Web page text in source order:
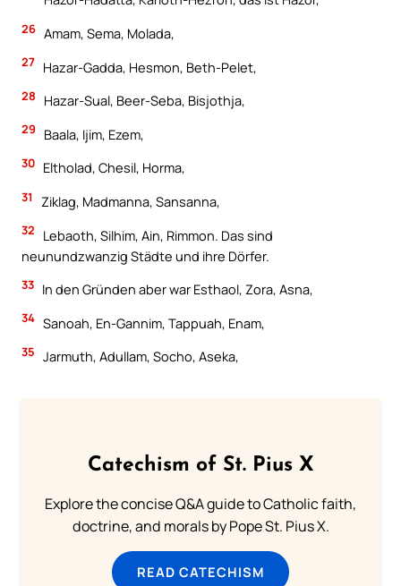
26 Amam, Sema, Molada,
27 Hazar-Gadda, Hesmon, Beth-Pelet,
28 Hazar-Sual, Beer-Seba, Bisjothja,
29 Baala, Ijim, Ezem,
30 Eltholad, Chesil, Horma,
31 Ziklag, Madmanna, Sansanna,
32
Lebaoth, Silhim, Ain, Rimmon. Das sind
neunundzwanzig Städte und ihre Dörfer.
33 In den Gründen aber war Esthaol, Zora, Asna,
34 Sanoah, En-Gannim, Tappuah, Enam,
35 Jarmuth, Adullam, Socho, Aseka,
Catechism of St. Pius X
Explore the concise Q&A guide to Catholic faith,
doctrine, and morals by Pope St. Pius X.
READ CATECHISM